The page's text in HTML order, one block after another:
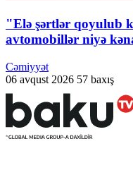
"Elə şərtlər qoyulub
avtomobillər niyə
Cəmiyyət
06 avqust 2026 57 baxış